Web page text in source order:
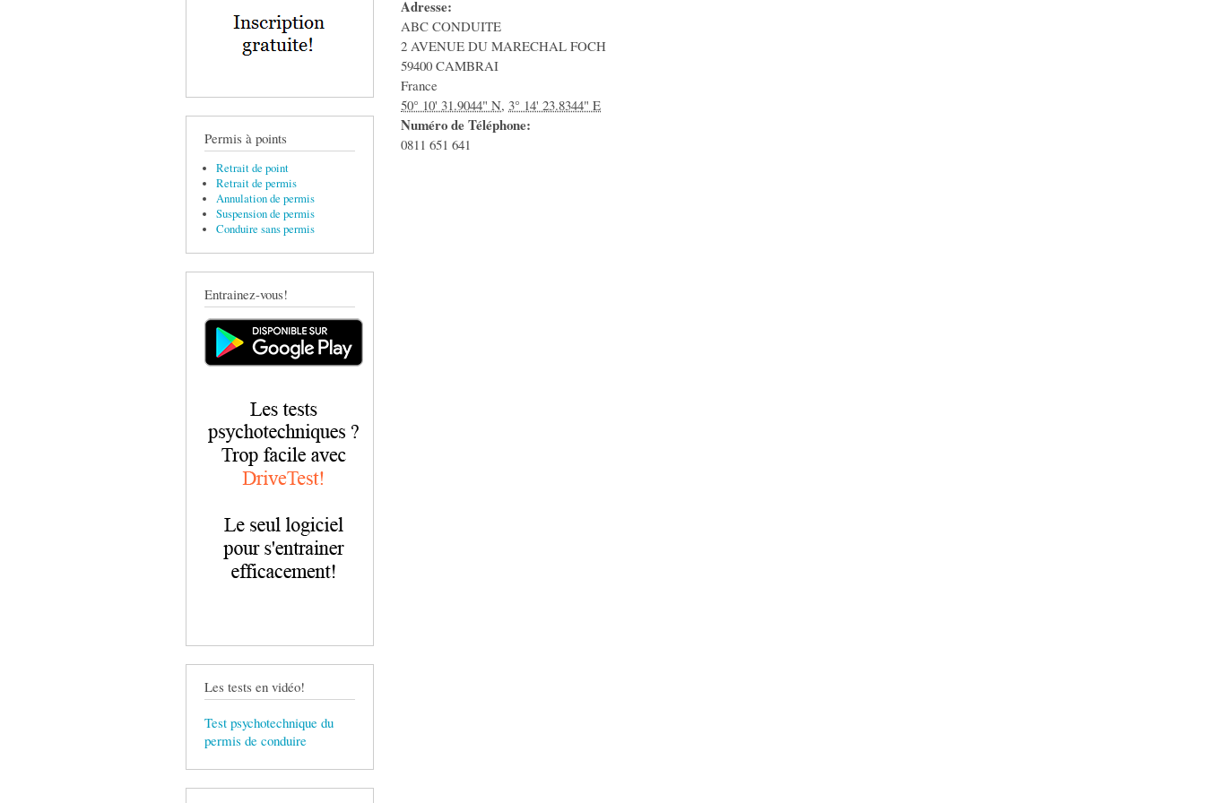
Permis à points
Retrait de point
Retrait de permis
Annulation de permis
Suspension de permis
Conduire sans permis
Entrainez-vous!
Les tests en vidéo!
Test psychotechnique du
permis de conduire
Adresse:
ABC CONDUITE
2 AVENUE DU MARECHAL FOCH
59400 CAMBRAI
France
50° 10' 31.9044" N, 3° 14' 23.8344" E
Numéro de Téléphone:
0811 651 641